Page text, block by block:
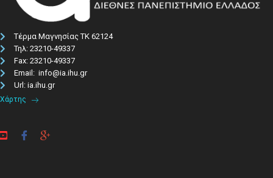
Τέρμα Μαγνησίας ΤΚ 62124
Τηλ: 23210-49337​
Fax: 23210-49337
Email: info@ia.ihu.gr
Url: ia.ihu.gr
Χάρτης